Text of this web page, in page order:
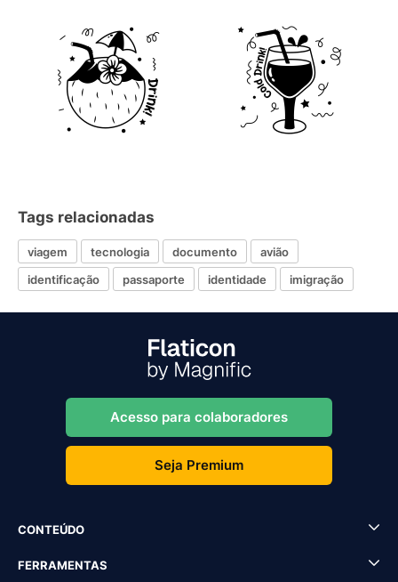
Tags relacionadas
viagem tecnologia documento
avião
identificação
passaporte identidade imigração
Acesso para colaboradores
Seja Premium
CONTEÚDO
FERRAMENTAS